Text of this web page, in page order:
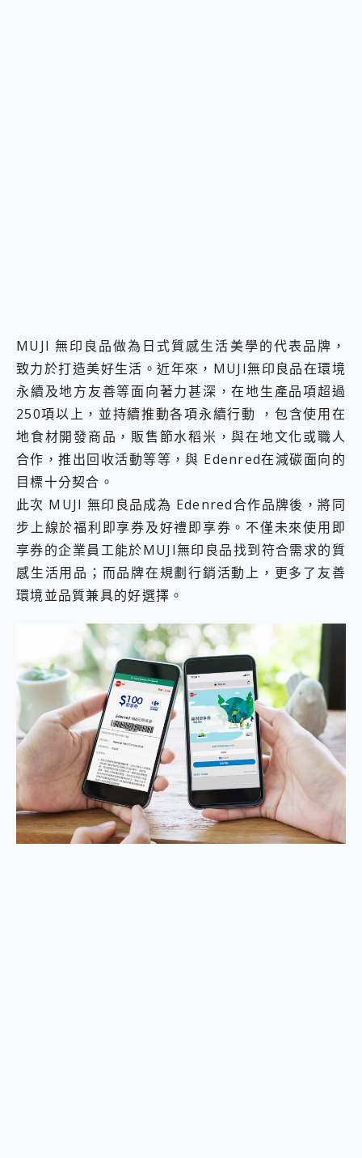
MUJI 無印良品做為日式質感生活美學的代表品牌，
致力於打造美好生活。近年來，MUJI無印良品在環境
永續及地方友善等面向著力甚深，在地生產品項超過
250項以上，並持續推動各項永續行動 ，包含使用在
地食材開發商品，販售節水稻米，與在地文化或職人
合作，推出回收活動等等，與 Edenred在減碳面向的
目標十分契合。
此次 MUJI 無印良品成為 Edenred合作品牌後，將同
步上線於福利即享券及好禮即享券。不僅未來使用即
享券的企業員工能於MUJI無印良品找到符合需求的質
感生活用品；而品牌在規劃行銷活動上，更多了友善
環境並品質兼具的好選擇。